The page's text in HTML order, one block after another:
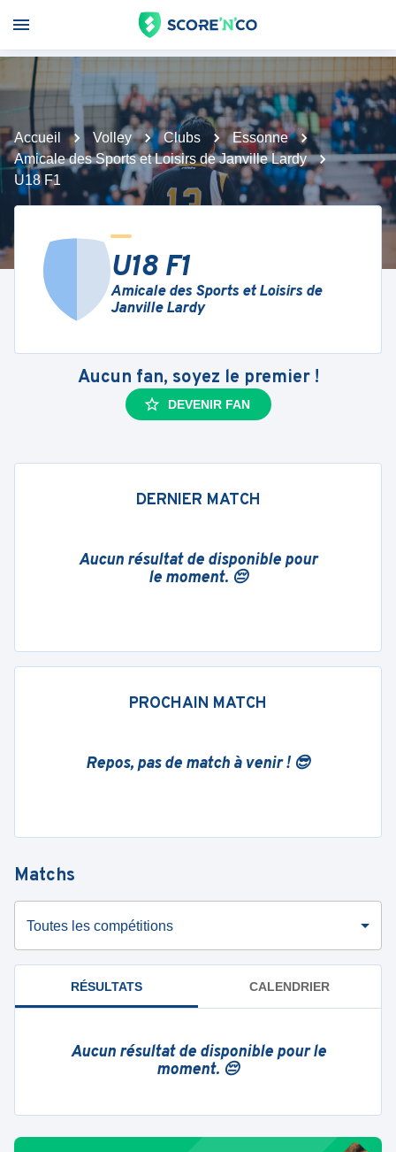
Accueil Volley Clubs
Essonne
Amicale des Sports et Loisirs de Janville Lardy
U18 F1
U18 F1
Amicale des Sports et Loisirs de
Janville Lardy
Aucun fan, soyez le premier !
DEVENIR FAN
DERNIER MATCH
Aucun résultat de disponible pour
le moment. 😔
PROCHAIN MATCH
Repos, pas de match à venir ! 😎
Matchs
Toutes les compétitions
RÉSULTATS CALENDRIER
Aucun résultat de disponible pour le
moment. 😔